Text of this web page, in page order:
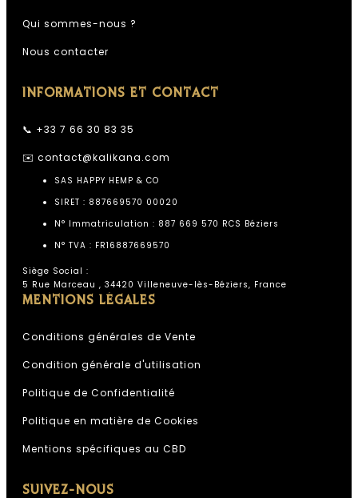
Qui sommes-nous ?
Nous contacter
INFORMATIONS ET CONTACT
📞 +33 7 66 30 83 35
✉️ contact@kalikana.com
SAS HAPPY HEMP & CO
SIRET : 887669570 00020
N° Immatriculation : 887 669 570 RCS Béziers
N° TVA : FR16887669570
Siège Social :
5 Rue Marceau , 34420 Villeneuve-lès-Béziers, France
MENTIONS LÉGALES
Conditions générales de Vente
Condition générale d'utilisation
Politique de Confidentialité
Politique en matière de Cookies
Mentions spécifiques au CBD
SUIVEZ-NOUS
Assistant Kali Kana
ESPACE PROFESSIONNEL KALI
IA, réponses instantanées,